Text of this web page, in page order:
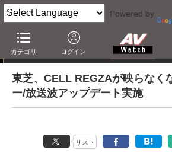
Powered by
カテゴリ ログイン
ニュース
東芝、CELL REGZAが映らなく
ー/放送波アップデート実施
リスト